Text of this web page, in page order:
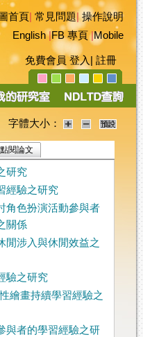
首頁 常見問題|操作說明
English|FB 專頁|Mobile
免費會員 登入 註冊
字體大小：
閱論文
研究
經驗之研究
角色扮演活動參與者
關係
閒涉入與休閒效益之
驗之研究
繪畫持續學習經驗之
與者的學習經驗之研